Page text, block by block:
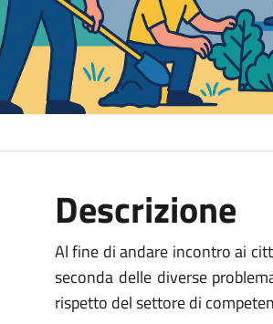
Descrizione
Al fine di andare incontro ai
seconda delle diverse
rispetto del settore di